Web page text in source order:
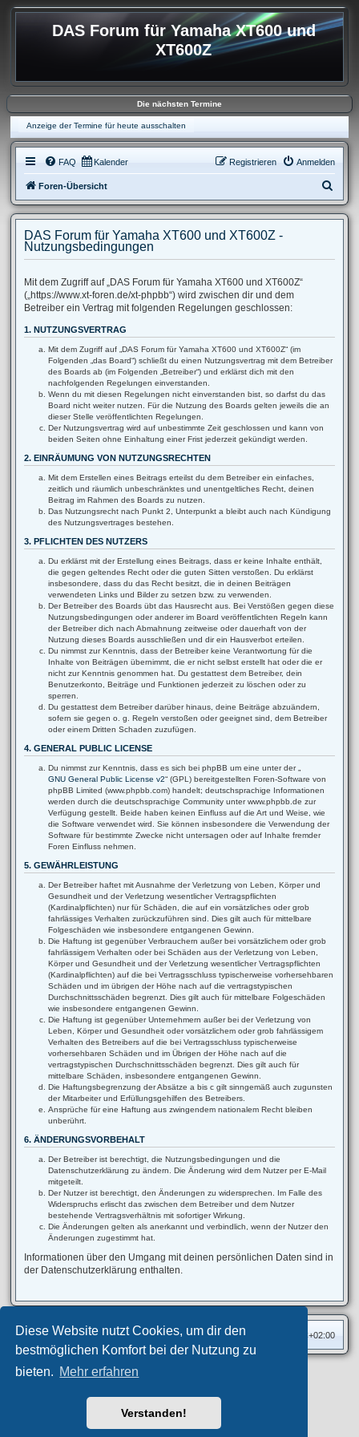
Diese Website nutzt Cookies, um dir den
bestmöglichen Komfort bei der Nutzung zu
bieten. Mehr erfahren
Verstanden!
DAS Forum für Yamaha XT600 und
XT600Z
Die nächsten Termine
Anzeige der Termine für heute ausschalten
FAQ Kalender Anmelden
Registrieren
Foren-Übersicht
u
e
DAS Forum für Yamaha XT600 und XT600Z -
Nutzungsbedingungen
Mit dem Zugriff auf „DAS Forum für Yamaha XT600 und XT600Z“
(„https://www.xt-foren.de/xt-phpbb“) wird zwischen dir und dem
Betreiber ein Vertrag mit folgenden Regelungen geschlossen:
1. NUTZUNGSVERTRAG
Mit dem Zugriff auf „DAS Forum für Yamaha XT600 und XT600Z“ (im
Folgenden „das Board“) schließt du einen Nutzungsvertrag mit dem Betreiber
des Boards ab (im Folgenden „Betreiber“) und erklärst dich mit den
nachfolgenden Regelungen einverstanden.
Wenn du mit diesen Regelungen nicht einverstanden bist, so darfst du das
Board nicht weiter nutzen. Für die Nutzung des Boards gelten jeweils die an
dieser Stelle veröffentlichten Regelungen.
Der Nutzungsvertrag wird auf unbestimmte Zeit geschlossen und kann von
beiden Seiten ohne Einhaltung einer Frist jederzeit gekündigt werden.
2. EINRÄUMUNG VON NUTZUNGSRECHTEN
Mit dem Erstellen eines Beitrags erteilst du dem Betreiber ein einfaches,
zeitlich und räumlich unbeschränktes und unentgeltliches Recht, deinen
Beitrag im Rahmen des Boards zu nutzen.
Das Nutzungsrecht nach Punkt 2, Unterpunkt a bleibt auch nach Kündigung
des Nutzungsvertrages bestehen.
3. PFLICHTEN DES NUTZERS
Du erklärst mit der Erstellung eines Beitrags, dass er keine Inhalte enthält,
die gegen geltendes Recht oder die guten Sitten verstoßen. Du erklärst
insbesondere, dass du das Recht besitzt, die in deinen Beiträgen
verwendeten Links und Bilder zu setzen bzw. zu verwenden.
Der Betreiber des Boards übt das Hausrecht aus. Bei Verstößen gegen diese
Nutzungsbedingungen oder anderer im Board veröffentlichten Regeln kann
der Betreiber dich nach Abmahnung zeitweise oder dauerhaft von der
Nutzung dieses Boards ausschließen und dir ein Hausverbot erteilen.
Du nimmst zur Kenntnis, dass der Betreiber keine Verantwortung für die
Inhalte von Beiträgen übernimmt, die er nicht selbst erstellt hat oder die er
nicht zur Kenntnis genommen hat. Du gestattest dem Betreiber, dein
Benutzerkonto, Beiträge und Funktionen jederzeit zu löschen oder zu
sperren.
Du gestattest dem Betreiber darüber hinaus, deine Beiträge abzuändern,
sofern sie gegen o. g. Regeln verstoßen oder geeignet sind, dem Betreiber
oder einem Dritten Schaden zuzufügen.
4. GENERAL PUBLIC LICENSE
Du nimmst zur Kenntnis, dass es sich bei phpBB um eine unter der „
GNU General Public License v2“ (GPL) bereitgestellten Foren-Software von
phpBB Limited (www.phpbb.com) handelt; deutschsprachige Informationen
werden durch die deutschsprachige Community unter www.phpbb.de zur
Verfügung gestellt. Beide haben keinen Einfluss auf die Art und Weise, wie
die Software verwendet wird. Sie können insbesondere die Verwendung der
Software für bestimmte Zwecke nicht untersagen oder auf Inhalte fremder
Foren Einfluss nehmen.
5. GEWÄHRLEISTUNG
Der Betreiber haftet mit Ausnahme der Verletzung von Leben, Körper und
Gesundheit und der Verletzung wesentlicher Vertragspflichten
(Kardinalpflichten) nur für Schäden, die auf ein vorsätzliches oder grob
fahrlässiges Verhalten zurückzuführen sind. Dies gilt auch für mittelbare
Folgeschäden wie insbesondere entgangenen Gewinn.
Die Haftung ist gegenüber Verbrauchern außer bei vorsätzlichem oder grob
fahrlässigem Verhalten oder bei Schäden aus der Verletzung von Leben,
Körper und Gesundheit und der Verletzung wesentlicher Vertragspflichten
(Kardinalpflichten) auf die bei Vertragsschluss typischerweise vorhersehbaren
Schäden und im übrigen der Höhe nach auf die vertragstypischen
Durchschnittsschäden begrenzt. Dies gilt auch für mittelbare Folgeschäden
wie insbesondere entgangenen Gewinn.
Die Haftung ist gegenüber Unternehmern außer bei der Verletzung von
Leben, Körper und Gesundheit oder vorsätzlichem oder grob fahrlässigem
Verhalten des Betreibers auf die bei Vertragsschluss typischerweise
vorhersehbaren Schäden und im Übrigen der Höhe nach auf die
vertragstypischen Durchschnittsschäden begrenzt. Dies gilt auch für
mittelbare Schäden, insbesondere entgangenen Gewinn.
Die Haftungsbegrenzung der Absätze a bis c gilt sinngemäß auch zugunsten
der Mitarbeiter und Erfüllungsgehilfen des Betreibers.
Ansprüche für eine Haftung aus zwingendem nationalem Recht bleiben
unberührt.
6. ÄNDERUNGSVORBEHALT
Der Betreiber ist berechtigt, die Nutzungsbedingungen und die
Datenschutzerklärung zu ändern. Die Änderung wird dem Nutzer per E-Mail
mitgeteilt.
Der Nutzer ist berechtigt, den Änderungen zu widersprechen. Im Falle des
Widerspruchs erlischt das zwischen dem Betreiber und dem Nutzer
bestehende Vertragsverhältnis mit sofortiger Wirkung.
Die Änderungen gelten als anerkannt und verbindlich, wenn der Nutzer den
Änderungen zugestimmt hat.
Informationen über den Umgang mit deinen persönlichen Daten sind in
der Datenschutzerklärung enthalten.
Foren-Übersicht Alle Zeiten sind UTC+02:00
Privates Forum ©